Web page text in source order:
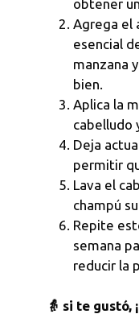
obtener
Agrega el
esencial
manzana
bien.
Aplica la
cabelludo
Deja
permitir
Lava el
champú
Repite
semana
reducir la
👵 si te